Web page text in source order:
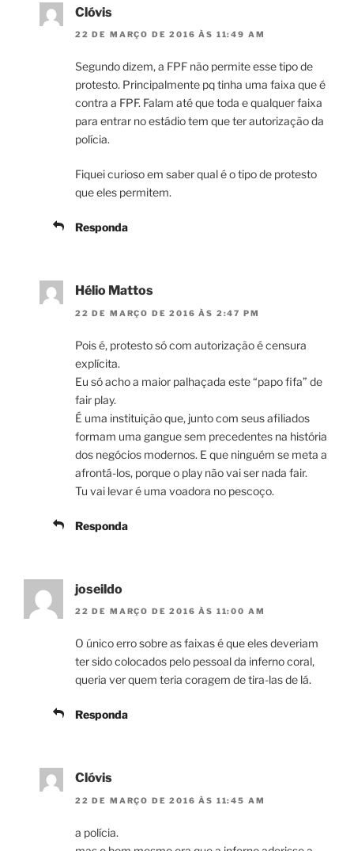
Clóvis
22 DE MARÇO DE 2016 ÀS 11:49 AM
Segundo dizem, a FPF não permite esse tipo de
protesto. Principalmente pq tinha uma faixa que é
contra a FPF. Falam até que toda e qualquer faixa
para entrar no estádio tem que ter autorização da
polícia.
Fiquei curioso em saber qual é o tipo de protesto
que eles permitem.
Responda
Hélio Mattos
22 DE MARÇO DE 2016 ÀS 2:47 PM
Pois é, protesto só com autorização é censura
explícita.
Eu só acho a maior palhaçada este “papo fifa” de
fair play.
É uma instituição que, junto com seus afiliados
formam uma gangue sem precedentes na história
dos negócios modernos. E que ninguém se meta a
afrontá-los, porque o play não vai ser nada fair.
Tu vai levar é uma voadora no pescoço.
Responda
joseildo
22 DE MARÇO DE 2016 ÀS 11:00 AM
O único erro sobre as faixas é que eles deveriam
ter sido colocados pelo pessoal da inferno coral,
queria ver quem teria coragem de tira-las de lá.
Responda
Clóvis
22 DE MARÇO DE 2016 ÀS 11:45 AM
a polícia.